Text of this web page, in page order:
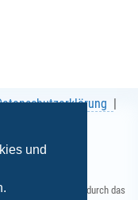
und
Gefördert durch das